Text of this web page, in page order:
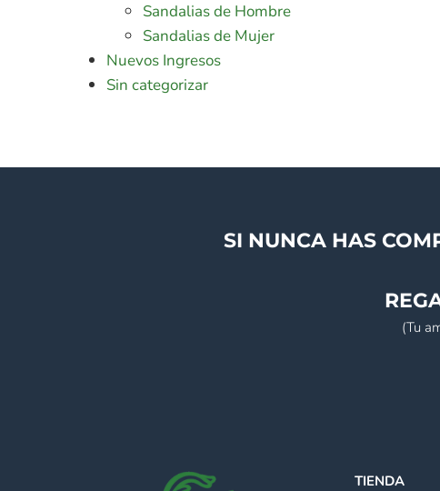
Sandalias de Hombre
Sandalias de Mujer
Nuevos Ingresos
Sin categorizar
SI NUNCA HAS
(Tu
TIENDA